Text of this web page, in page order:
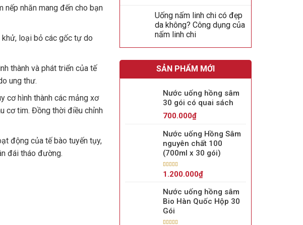
nếp nhăn mang đến cho bạn
loại bỏ các gốc tự do
thành và phát triển của tế
ung thư.
cơ hình thành các mảng xơ
cơ tim. Đồng thời điều chỉnh
động của tế bào tuyến tụy,
đái tháo đường.
Uống nấm linh chi có đẹp
da không? Công dụng của
nấm linh chi
SẢN PHẨM MỚI
Nước uống hồng sâm
30 gói có quai sách
700.000₫
Nước uống Hồng Sâm
nguyên chất 100
(700ml x 30 gói)
Được xếp
sao
1.200.000₫
Nước uống hồng sâm
Bio Hàn Quốc Hộp 30
Gói